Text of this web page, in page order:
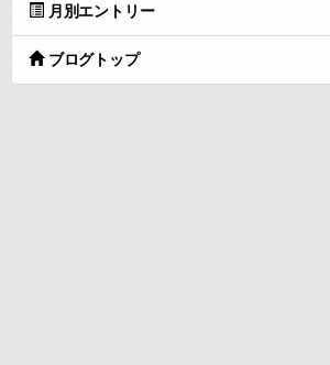
月別エントリー
ブログトップ